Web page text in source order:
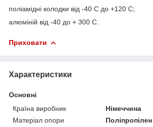
поліамідні колодки від -40 С до +120 С;
алюміній від -40 до + 300 С.
Приховати
Характеристики
Основні
Країна виробник
Німеччина
Матеріал опори
Поліпропілен